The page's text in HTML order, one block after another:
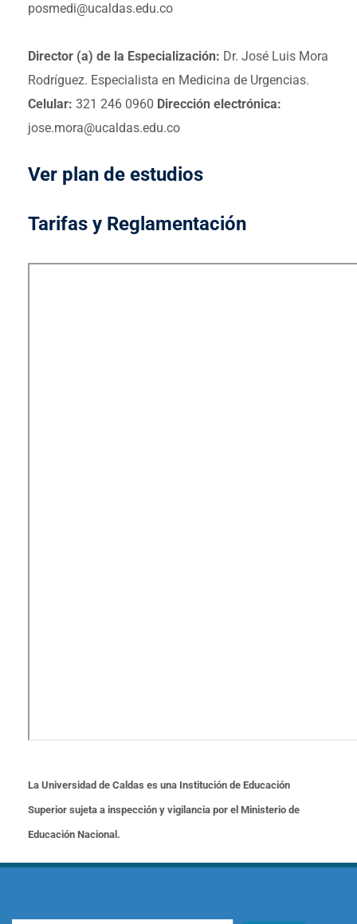
posmedi@ucaldas.edu.co
Director (a) de la Especialización: Dr. José Luis Mora
Rodríguez. Especialista en Medicina de Urgencias.
Celular: 321 246 0960 Dirección electrónica:
jose.mora@ucaldas.edu.co
Ver plan de estudios
Tarifas y Reglamentación
La Universidad de Caldas es una Institución de Educación
Superior sujeta a inspección y vigilancia por el Ministerio de
Educación Nacional.